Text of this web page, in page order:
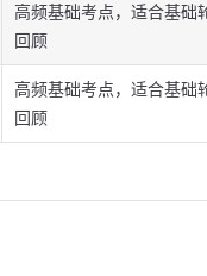
高频基础考点，适合基础
回顾
高频基础考点，适合基础
回顾